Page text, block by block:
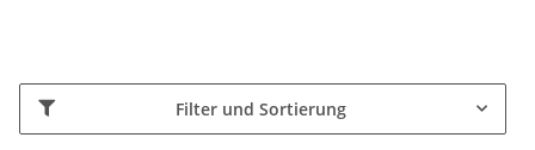
Filter und Sortierung